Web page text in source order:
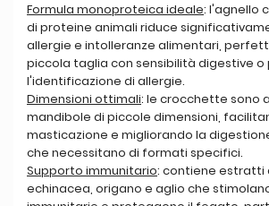
Formula monoproteica ideale: l'agnello
di proteine animali riduce
allergie e intolleranze alimentari,
piccola taglia con sensibilità digestive o
l'identificazione di allergie.
Dimensioni ottimali: le crocchette sono
mandibole di piccole dimensioni,
masticazione e migliorando la
che necessitano di formati specifici.
Supporto immunitario: contiene estratti
echinacea, origano e aglio che